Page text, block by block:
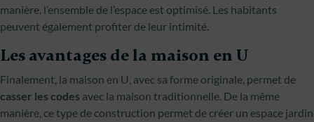
manière, l’ensemble de l’espace est optimisé. Les habitants
peuvent également profiter de leur intimité.
Les avantages de la maison en U
Finalement, la maison en U, avec sa forme originale, permet de
casser les codes avec la maison traditionnelle. De la même
manière, ce type de construction permet de créer un espace jardin